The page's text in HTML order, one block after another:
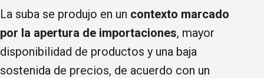
La suba se produjo en un contexto marcado
por la apertura de importaciones, mayor
disponibilidad de productos y una baja
sostenida de precios, de acuerdo con un